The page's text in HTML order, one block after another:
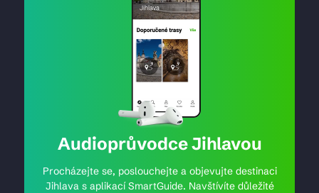
Audioprůvodce Jihlavou
Procházejte se, poslouchejte a objevujte destinaci
Jihlava s aplikací SmartGuide. Navštívíte důležité